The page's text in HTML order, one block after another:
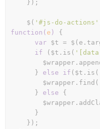
    $(
'#js-do-actions'
function ( e ) {
var $t =
if ($t.is(
      }
else if ($t.is(
        $wrapper.find(
      }
else {